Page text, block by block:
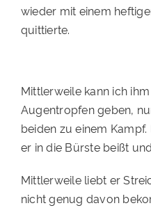
RATGEBER
wieder mit einem
quittierte.
Mittlerweile kann ich
Augentropfen geben,
beiden zu einem
er in die Bürste beißt
Mittlerweile liebt er
nicht genug davon